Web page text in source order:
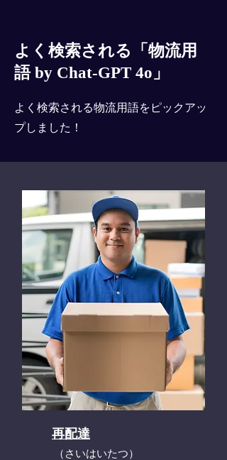
よく検索される「物流用
語 by Chat-GPT 4o」
よく検索される物流用語をピックアッ
プしました！
再配達
​（さいはいたつ）